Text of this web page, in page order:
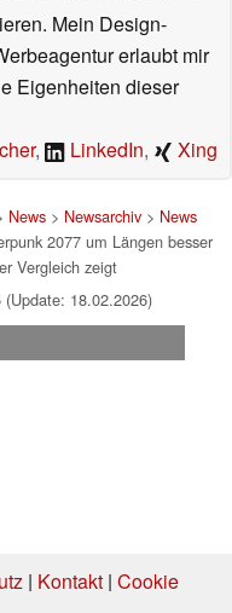
Mein Design-
erlaubt mir
Eigenheiten dieser
, LinkedIn, Xing
News> Newsarchiv> News
2077 um Längen besser
Vergleich zeigt
18.02.2026)
| Kontakt| Cookie